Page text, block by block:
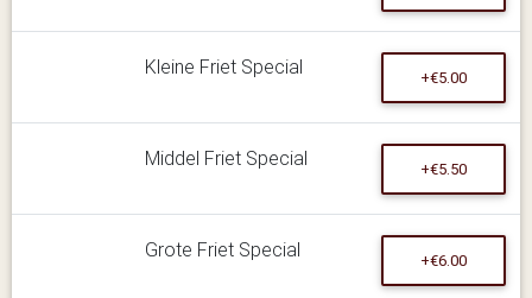
Kleine Friet Special +€5.00
Middel Friet Special +€5.50
Grote Friet Special +€6.00